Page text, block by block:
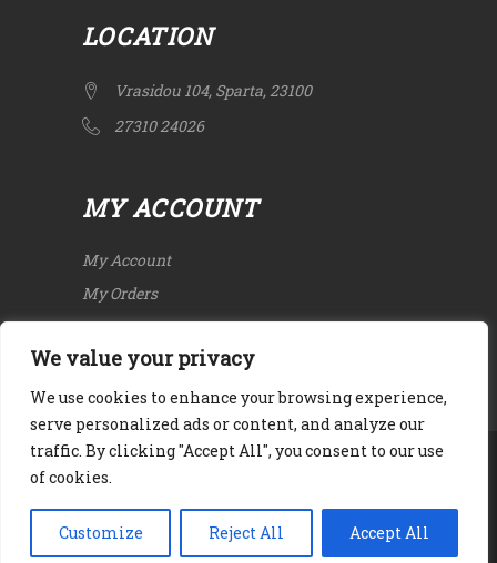
We value your privacy
We use cookies to enhance your browsing experience,
serve personalized ads or content, and analyze our
traffic. By clicking "Accept All", you consent to our use
of cookies.
Customize Reject All Accept All
LOCATION
Vrasidou 104, Sparta, 23100
27310 24026
MY ACCOUNT
My Account
My Orders
Copyright © 2020. All rights Reserved.
Web Design & Development by
24LC.gr